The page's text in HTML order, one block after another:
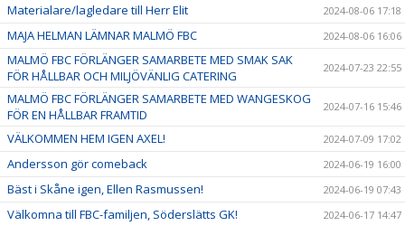
Materialare/lagledare till Herr Elit 2024-08-06 17:18
MAJA HELMAN LÄMNAR MALMÖ FBC 2024-08-06 16:06
MALMÖ FBC FÖRLÄNGER SAMARBETE MED SMAK SAK
FÖR HÅLLBAR OCH MILJÖVÄNLIG CATERING
2024-07-23 22:55
MALMÖ FBC FÖRLÄNGER SAMARBETE MED WANGESKOG
FÖR EN HÅLLBAR FRAMTID
2024-07-16 15:46
VÄLKOMMEN HEM IGEN AXEL! 2024-07-09 17:02
Andersson gör comeback 2024-06-19 16:00
Bäst i Skåne igen, Ellen Rasmussen! 2024-06-19 07:43
Välkomna till FBC-familjen, Söderslätts GK! 2024-06-17 14:47